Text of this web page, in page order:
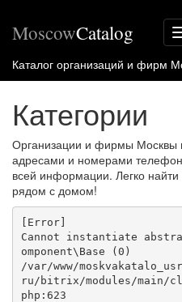
MoscowCatalog
Каталог организаций и фирм
Категории
Организации и фирмы Москвы
адресами и номерами
всей информации. Легко
рядом с домом!
[Error]
Cannot instantiate
omponent\Base (0)
/var/www/
ru/bitrix/modules/main/
php:623